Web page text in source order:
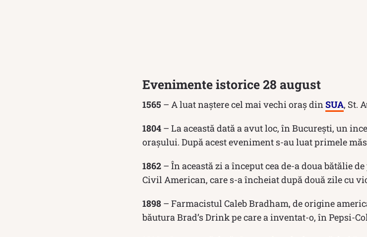
Evenimente istorice 28 august
1565 – A luat naștere cel mai vechi oraș dinSUA, St.
1804 – La această dată a avut loc, în București, un
orașului. După acest eveniment s-au luat primele
1862 – În această zi a început cea de-a doua bătălie
Civil American, care s-a încheiat după două zile cu
1898 – Farmacistul Caleb Bradham, de origine
băutura Brad’s Drink pe care a inventat-o, în Pepsi-